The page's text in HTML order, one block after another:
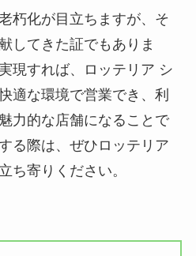
朽化が目立ちますが、そ
してきた証でもありま
現すれば、ロッテリア シ
適な環境で営業でき、利
力的な店舗になることで
る際は、ぜひロッテリア
ち寄りください。